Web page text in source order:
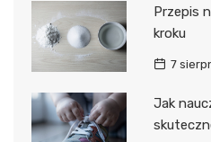
Przepis
kroku
7
Jak